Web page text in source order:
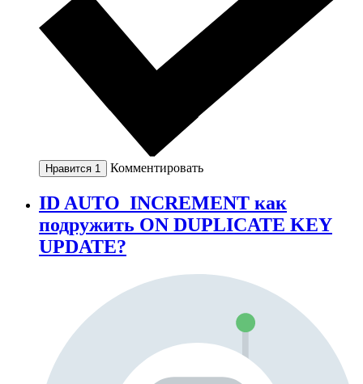
Нравится 1 Комментировать
ID AUTO_INCREMENT как
подружить ON DUPLICATE KEY
UPDATE?